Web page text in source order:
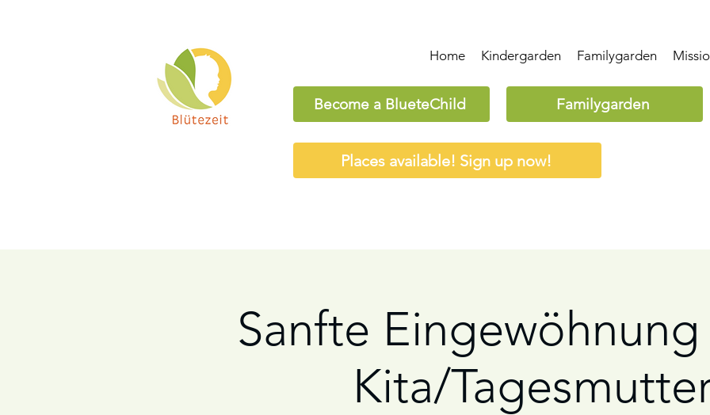
Home Kindergarden Familygarden
Become a BlueteChild Familygarden
Places available! Sign up now!
Sanfte
Kita/